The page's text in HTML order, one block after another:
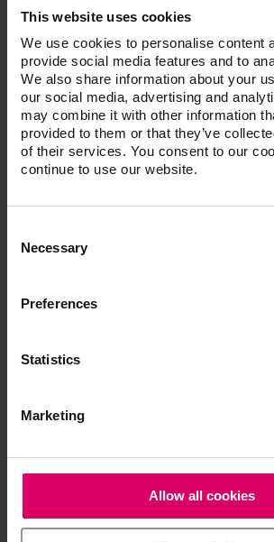
This website uses cookies
We use cookies to personalise content
provide social media features and to
We also share information about your
our social media, advertising and
may combine it with other information
provided to them or that they’ve
of their services. You consent to our
continue to use our website.
Selection
Necessary
Preferences
Statistics
Marketing
Allow all cookies
Accéder aux modes d'emploi
Recommandation de mise en
Guide de démarrage rapide
Bibliothèques de matériaux
Résumé de la sécurité et des
cliniques (RSPC)